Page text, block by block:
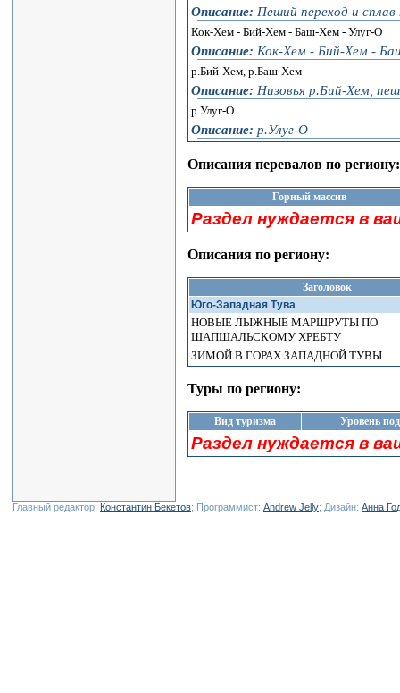
Описание: Пеший переход и
Кок-Хем - Бий-Хем - Баш-Хем - Улуг-О
Описание: Кок-Хем - Бий-Хем -
р.Бий-Хем, р.Баш-Хем
Описание: Низовья р.Бий-Хем,
р.Улуг-О
Описание: р.Улуг-О
Описания перевалов по региону:
Горный массив
Раздел нуждается в
Описания по региону:
Заголовок
Юго-Западная Тува
НОВЫЕ ЛЫЖНЫЕ МАРШРУТЫ ПО
ШАПШАЛЬСКОМУ ХРЕБТУ
ЗИМОЙ В ГОРАХ ЗАПАДНОЙ ТУВЫ
Туры по региону:
Вид туризма Уровень
Раздел нуждается в
Главный редактор: Константин Бекетов; Программист: Andrew Jelly; Дизайн: Анна